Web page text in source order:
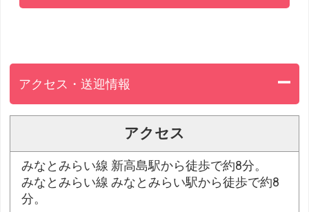
アクセス・送迎情報
アクセス
みなとみらい線 新高島駅から徒歩で約8分。
みなとみらい線 みなとみらい駅から徒歩で約8
分。